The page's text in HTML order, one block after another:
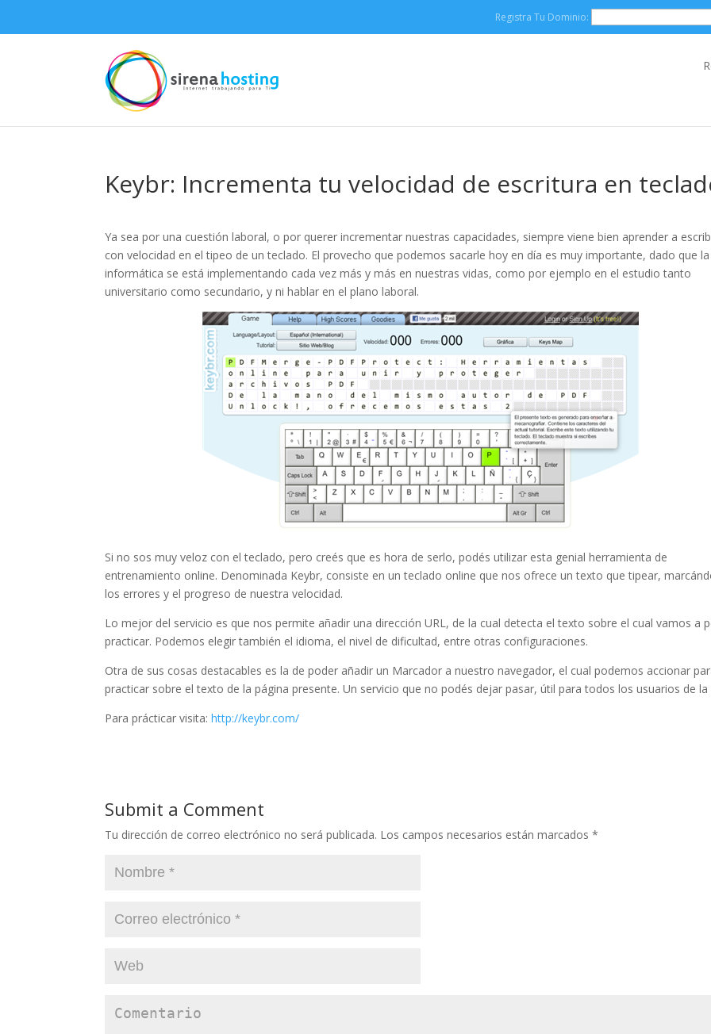
Registra Tu Dominio:
Keybr: Incrementa tu velocidad de escritura en
Ya sea por una cuestión laboral, o por querer incrementar nuestras capacidades, siempre viene bien aprender a
con velocidad en el tipeo de un teclado. El provecho que podemos sacarle hoy en día es muy importante, dado que la
informática se está implementando cada vez más y más en nuestras vidas, como por ejemplo en el estudio tanto
universitario como secundario, y ni hablar en el plano laboral.
Si no sos muy veloz con el teclado, pero creés que es hora de serlo, podés utilizar esta genial herramienta de
entrenamiento online. Denominada Keybr, consiste en un teclado online que nos ofrece un texto que tipear,
los errores y el progreso de nuestra velocidad.
Lo mejor del servicio es que nos permite añadir una dirección URL, de la cual detecta el texto sobre el cual vamos a
practicar. Podemos elegir también el idioma, el nivel de dificultad, entre otras configuraciones.
Otra de sus cosas destacables es la de poder añadir un Marcador a nuestro navegador, el cual podemos accionar
practicar sobre el texto de la página presente. Un servicio que no podés dejar pasar, útil para todos los usuarios de la
Para prácticar visita: http://keybr.com/
Submit a Comment
Tu dirección de correo electrónico no será publicada. Los campos necesarios están marcados *